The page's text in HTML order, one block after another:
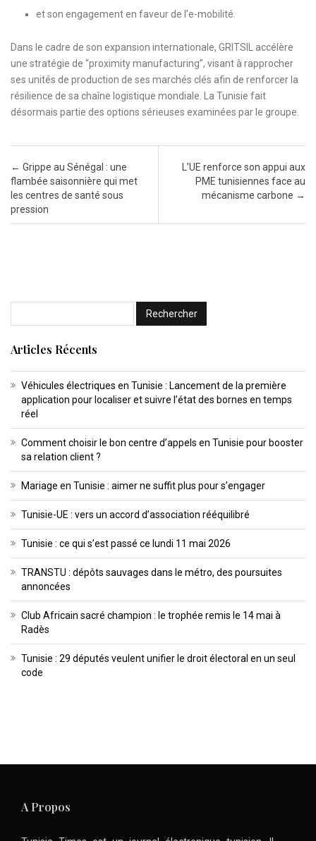
et son engagement en faveur de l’e-mobilité.
Dans le cadre de son expansion internationale, GRITSIL accélère
une stratégie de “proximity manufacturing”, visant à rapprocher
ses unités de production de ses marchés clés afin de renforcer la
résilience de sa chaîne logistique mondiale. La Tunisie fait
désormais partie des options sérieuses examinées par le groupe.
Post navigation
← Grippe au Sénégal : une
flambée saisonnière qui met
les centres de santé sous
pression
L’UE renforce son appui aux
PME tunisiennes face au
mécanisme carbone →
Articles Récents
Véhicules électriques en Tunisie : Lancement de la première
application pour localiser et suivre l’état des bornes en temps
réel
Comment choisir le bon centre d’appels en Tunisie pour booster
sa relation client ?
Mariage en Tunisie : aimer ne suffit plus pour s’engager
Tunisie-UE : vers un accord d’association rééquilibré
Tunisie : ce qui s’est passé ce lundi 11 mai 2026
TRANSTU : dépôts sauvages dans le métro, des poursuites
annoncées
Club Africain sacré champion : le trophée remis le 14 mai à
Radès
Tunisie : 29 députés veulent unifier le droit électoral en un seul
code
A Propos